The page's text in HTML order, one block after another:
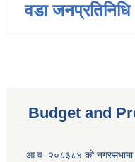
वडा जनप्रतिनिधि
Budget and
आ.व. २०८३८४ को नगरसभामा